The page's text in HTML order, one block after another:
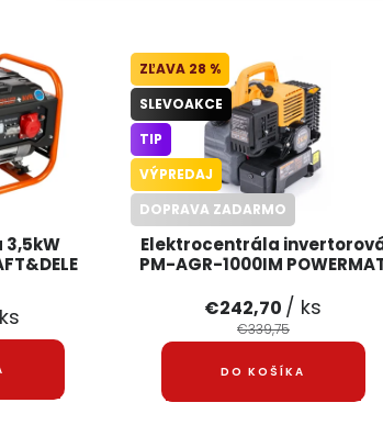
Elektrocentrála
PM-AGR-1000IM
28 %
SLEVOAKCE
TIP
VÝPREDAJ
DOPRAVA ZADARMO
€242,70 / ks
€339,75
DO KOŠÍKA